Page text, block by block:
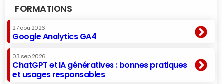
FORMATIONS
27 aoû 2026
Google Analytics GA4
03 sep 2026
ChatGPT et IA génératives : bonnes pratiques
et usages responsables